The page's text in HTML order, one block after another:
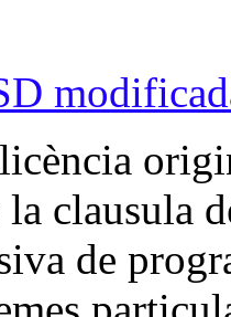
clausula
de